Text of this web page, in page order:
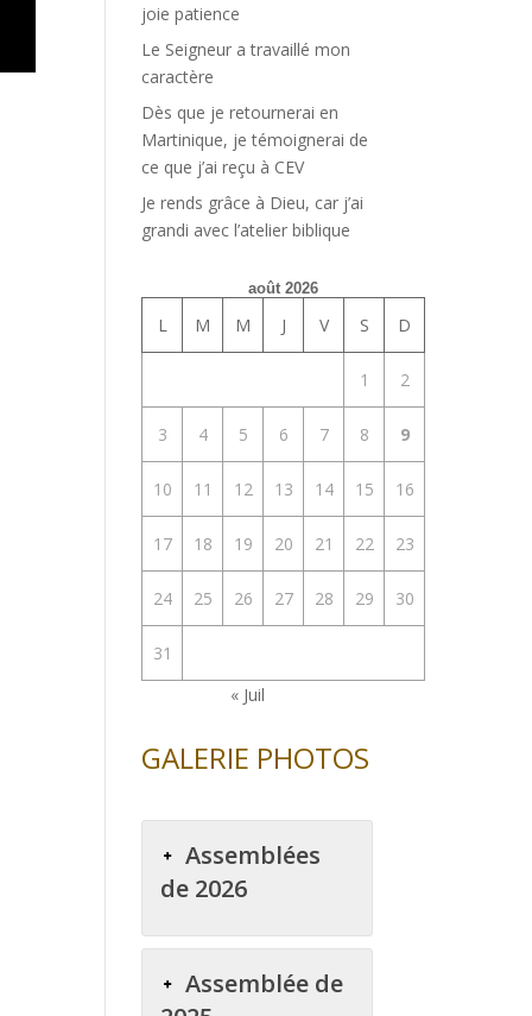
joie patience
Le Seigneur a travaillé mon
caractère
Dès que je retournerai en
Martinique, je témoignerai de
ce que j’ai reçu à CEV
Je rends grâce à Dieu, car j’ai
grandi avec l’atelier biblique
août 2026
L M M J V S D
1 2
3 4 5 6 7 8 9
10 11 12 13 14 15 16
17 18 19 20 21 22 23
24 25 26 27 28 29 30
31
« Juil
GALERIE PHOTOS
Assemblées
de 2026
Assemblée de